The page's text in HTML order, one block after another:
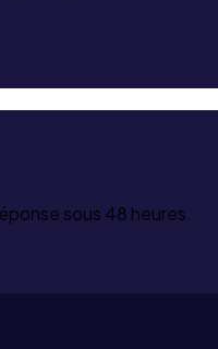
sous 48 heures.